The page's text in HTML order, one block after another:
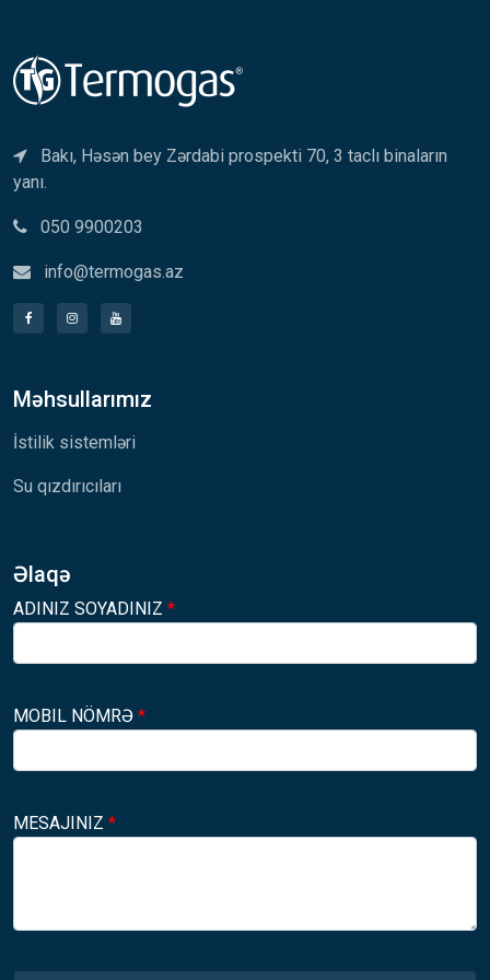
Bakı, Həsən bey Zərdabi prospekti 70, 3 taclı binaların
yanı.
050 9900203
info@termogas.az
Məhsullarımız
İstilik sistemləri
Su qızdırıcıları
Əlaqə
ADINIZ SOYADINIZ *
MOBIL NÖMRƏ *
MESAJINIZ *